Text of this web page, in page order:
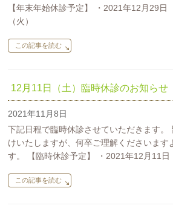
【年末年始休診予定】 ・2021年12月29日
（火）
この記事を読む
12月11日（土）臨時休診のお知らせ
2021年11月8日
下記日程で臨時休診させていただきます。
けいたしますが、何卒ご理解くださいます
す。 【臨時休診予定】 ・2021年12月11日
この記事を読む